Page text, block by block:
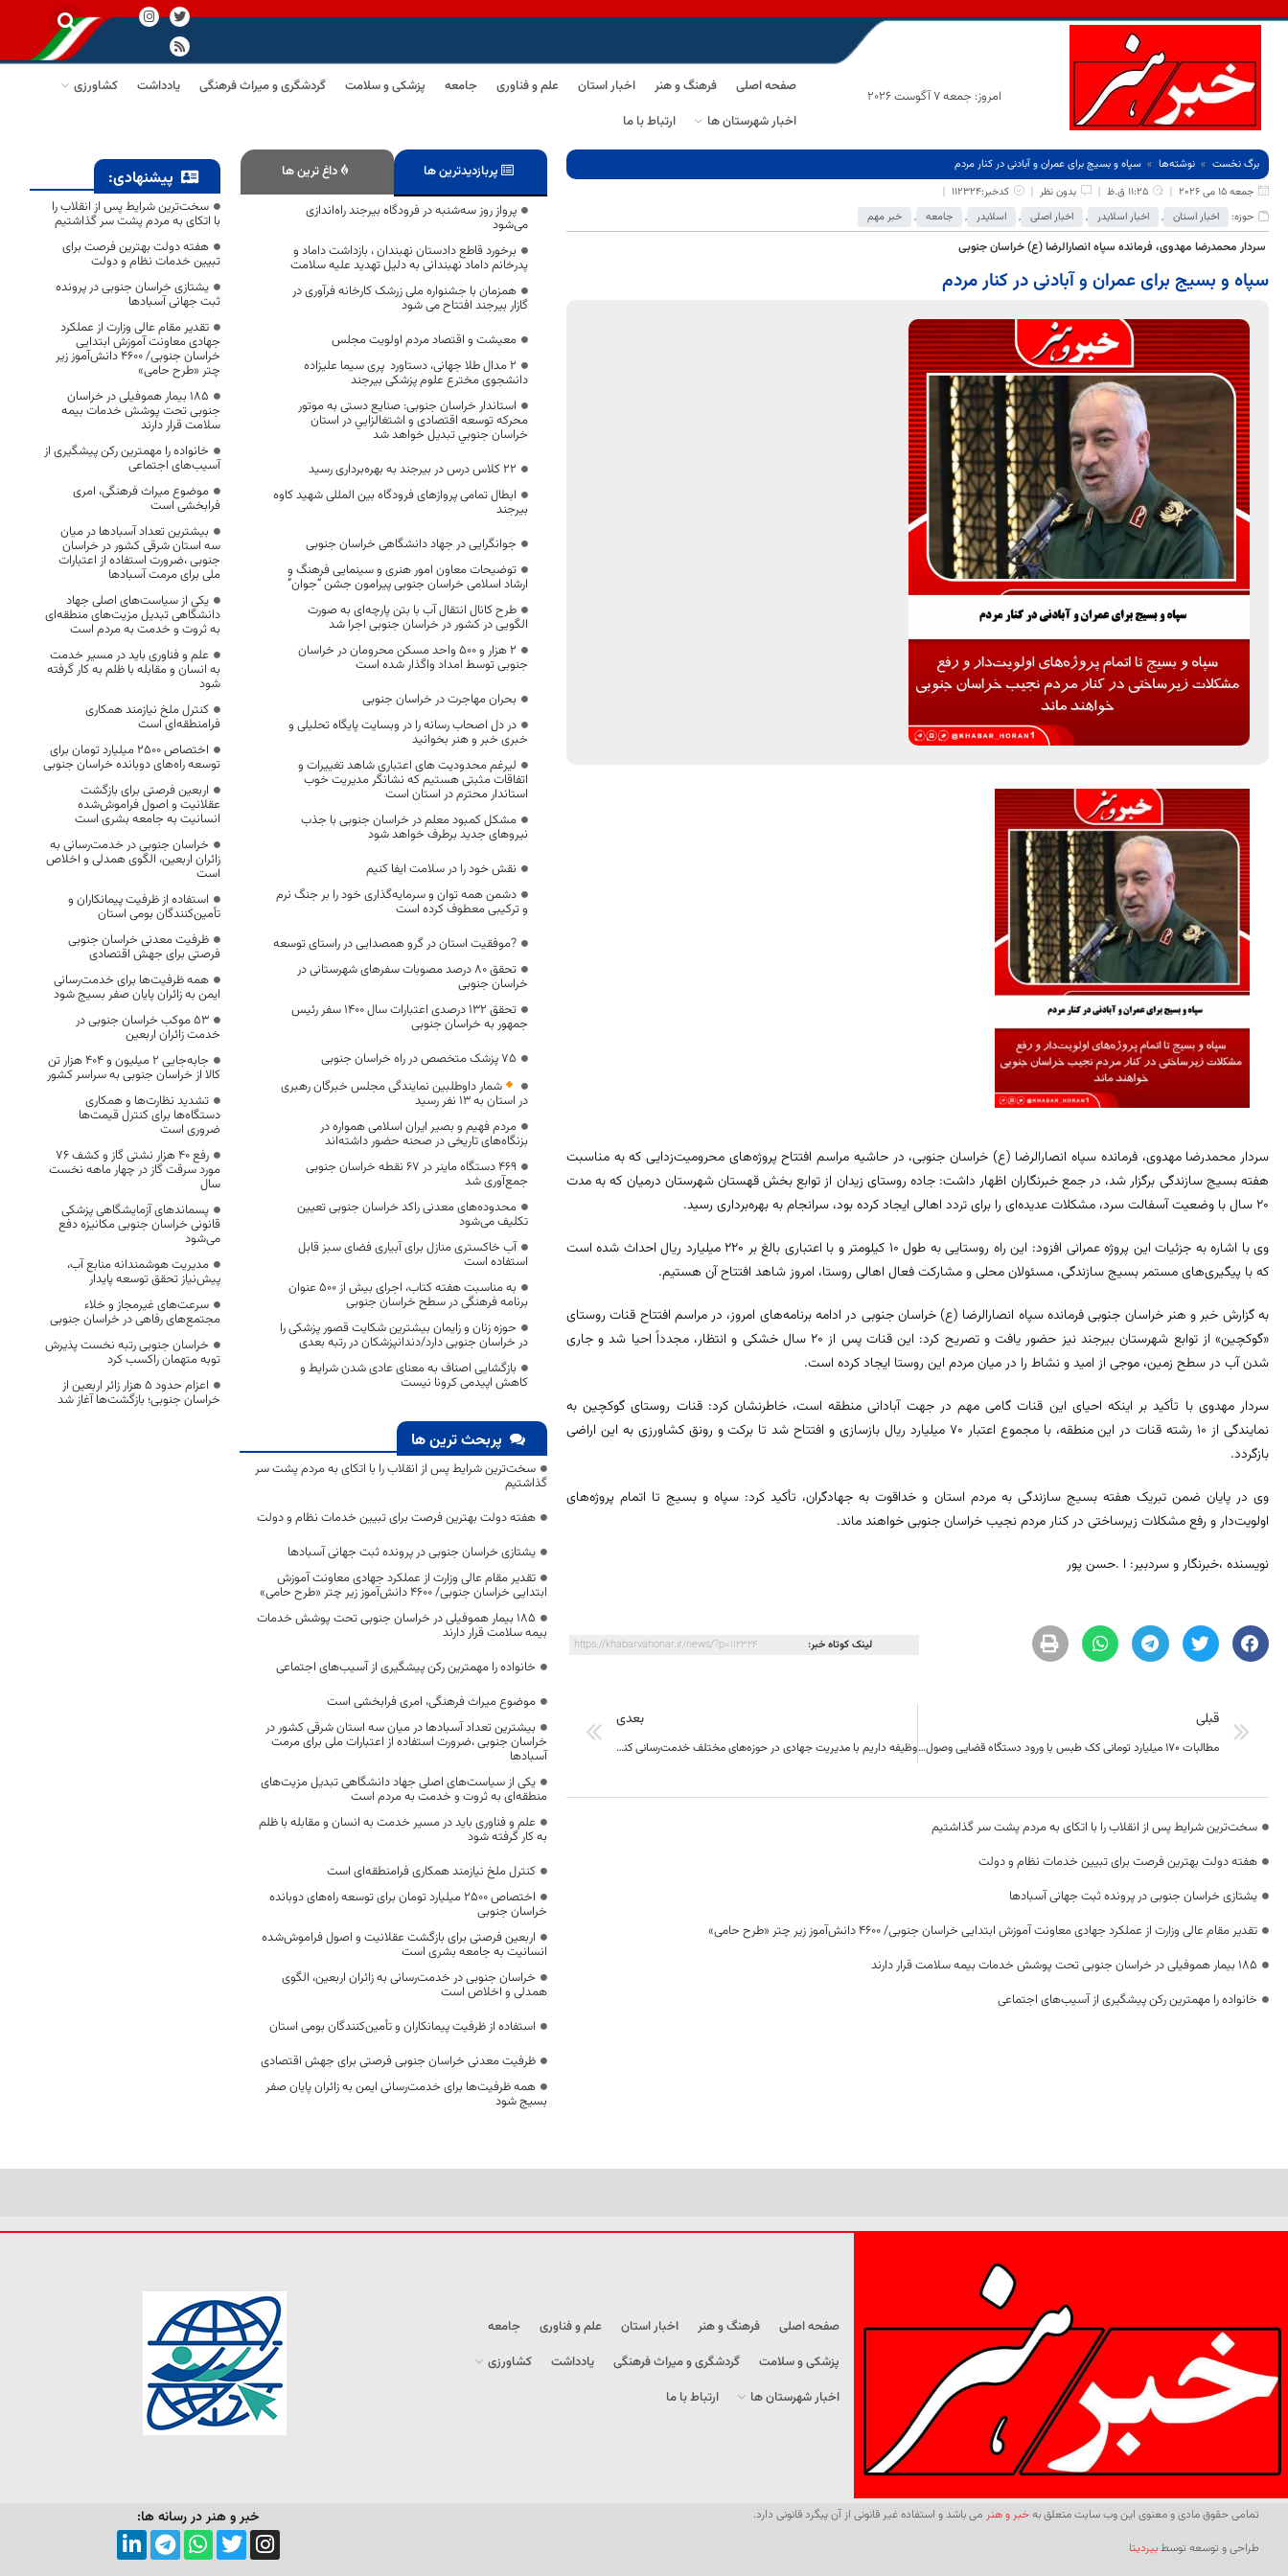
امروز: جمعه 7 آگوست 2026
صفحه اصلی فرهنگ و هنر اخبار استان علم و فناوری جامعه پزشکی و سلامت گردشگری و میراث فرهنگی یادداشت
کشاورزی
اخبار شهرستان ها
ارتباط با ما
برگ نخست نوشته‌ها
سپاه و بسیج برای عمران و آبادنی در کنار مردم
جمعه 15 می 2026
11:25 ق.ظ بدون نظر
کدخبر:112324
حوزه:
اخبار استان , اخبار اسلایدر , اخبار اصلی , اسلایدر , جامعه , خبر مهم
سردار محمدرضا مهدوی، فرمانده سپاه انصارالرضا (ع) خراسان جنوبی
سپاه و بسیج برای عمران و آبادنی در کنار مردم
سردار محمدرضا مهدوی، فرمانده سپاه انصارالرضا (ع) خراسان جنوبی، در حاشیه مراسم افتتاح پروژه‌های محرومیت‌زدایی که به مناسبت
هفته بسیج سازندگی برگزار شد، در جمع خبرنگاران اظهار داشت: جاده روستای زیدان از توابع بخش قهستان شهرستان درمیان که به مدت
20 سال با وضعیت آسفالت سرد، مشکلات عدیده‌ای را برای تردد اهالی ایجاد کرده بود، سرانجام به بهره‌برداری رسید.
وی با اشاره به جزئیات این پروژه عمرانی افزود: این راه روستایی به طول 10 کیلومتر و با اعتباری بالغ بر 220 میلیارد ریال احداث شده است
که با پیگیری‌های مستمر بسیج سازندگی، مسئولان محلی و مشارکت فعال اهالی روستا، امروز شاهد افتتاح آن هستیم.
به گزارش خبر و هنر خراسان جنوبی فرمانده سپاه انصارالرضا (ع) خراسان جنوبی در ادامه برنامه‌های امروز، در مراسم افتتاح قنات روستای
«گوکچین» از توابع شهرستان بیرجند نیز حضور یافت و تصریح کرد: این قنات پس از 20 سال خشکی و انتظار، مجدداً احیا شد و جاری
شدن آب در سطح زمین، موجی از امید و نشاط را در میان مردم این روستا ایجاد کرده است.
سردار مهدوی با تأکید بر اینکه احیای این قنات گامی مهم در جهت آبادانی منطقه است، خاطرنشان کرد: قنات روستای گوکچین به
نمایندگی از 10 رشته قنات در این منطقه، با مجموع اعتبار 70 میلیارد ریال بازسازی و افتتاح شد تا برکت و رونق کشاورزی به این اراضی
بازگردد.
وی در پایان ضمن تبریک هفته بسیج سازندگی به مردم استان و خداقوت به جهادگران، تأکید کرد: سپاه و بسیج تا اتمام پروژه‌های
اولویت‌دار و رفع مشکلات زیرساختی در کنار مردم نجیب خراسان جنوبی خواهند ماند.
نویسنده ،خبرنگار و سردبیر: ا .حسن پور
لینک کوتاه خبر: https://khabarvahonar.ir/news/?p=112324
قبلی
مطالبات 170 میلیارد تومانی کک طبس با ورود دستگاه قضایی وصول شد
بعدی
وظیفه داریم با مدیریت جهادی در حوزه‌های مختلف خدمت‌رسانی کنیم
سخت‌ترین شرایط پس از انقلاب را با اتکای به مردم پشت سر گذاشتیم
هفته دولت بهترین فرصت برای تبیین خدمات نظام و دولت
یشتازی خراسان جنوبی در پرونده ثبت جهانی آسبادها
تقدیر مقام عالی وزارت از عملکرد جهادی معاونت آموزش ابتدایی خراسان جنوبی/ ۴۶۰۰ دانش‌آموز زیر چتر «طرح حامی»
۱۸۵ بیمار هموفیلی در خراسان جنوبی تحت پوشش خدمات بیمه سلامت قرار دارند
خانواده را مهمترین رکن پیشگیری از آسیب‌های اجتماعی
پربازدیدترین ها داغ ترین ها
پرواز روز سه‌شنبه در فرودگاه بیرجند راه‌اندازی
می‌شود
برخورد قاطع دادستان نهبندان ، بازداشت داماد و
پدرخانم داماد نهبندانی به دلیل تهدید علیه سلامت
همزمان با جشنواره ملی زرشک کارخانه فرآوری در
گازار بیرجند افتتاح می شود
معیشت و اقتصاد مردم اولویت مجلس
۲ مدال طلا جهانی، دستاورد پری سیما علیزاده
دانشجوی مخترع علوم پزشکی بیرجند
استاندار خراسان جنوبی: صنایع دستی به موتور
محرکه توسعه اقتصادی و اشتغالزايي در استان
خراسان جنوبي تبديل خواهد شد
۲۲ کلاس درس در بیرجند به بهره‌برداری رسید
ابطال تمامی پروازهای فرودگاه بین المللی شهید کاوه
بیرجند
جوانگرایی در جهاد دانشگاهی خراسان جنوبی
توضیحات معاون امور هنری و سینمایی فرهنگ و
ارشاد اسلامی خراسان جنوبی پیرامون جشن “جوان”
طرح کانال انتقال آب با بتن پارچه‌ای به صورت
الگویی در کشور در خراسان جنوبی اجرا شد
۲ هزار و ۵۰۰ واحد مسکن محرومان در خراسان
جنوبی توسط امداد واگذار شده است
بحران مهاجرت در خراسان جنوبی
در دل اصحاب رسانه را در وبسایت پایگاه تحلیلی و
خبری خبر و هنر بخوانید
لیرغم محدودیت های اعتباری‌ شاهد تغییرات و
اتفاقات مثبتی هستیم که نشانگر مدیریت خوب
استاندار محترم در استان است
مشکل کمبود معلم در خراسان جنوبی با جذب
نیروهای جدید برطرف خواهد شود
نقش خود را در سلامت ایفا کنیم
دشمن همه توان و سرمایه‌گذاری خود را بر جنگ نرم
و ترکیبی معطوف کرده است
?موفقیت استان در گرو همصدایی در راستای توسعه
تحقق ۸۰ درصد مصوبات سفرهای شهرستانی در
خراسان جنوبی
تحقق ۱۳۲ درصدی اعتبارات سال ۱۴۰۰ سفر رئیس
جمهور به خراسان جنوبی
۷۵ پزشک متخصص در راه خراسان جنوبی
شمار داوطلبین نمایندگی مجلس خبرگان رهبری
در استان به 13 نفر رسید
مردم فهیم و بصیر ایران اسلامی همواره در
بزنگاه‌های تاریخی در صحنه حضور داشته‌اند
۴۶۹ دستگاه ماینر در ۶۷ نقطه خراسان جنوبی
جمع‌آوری شد
محدوده‌های معدنی راکد خراسان جنوبی تعیین
تکلیف می‌شود
آب خاکستری منازل برای آبیاری فضای سبز قابل
استفاده است
به مناسبت هفته کتاب، اجرای بیش از ۵۰۰ عنوان
برنامه فرهنگی در سطح خراسان جنوبی
حوزه زنان و زایمان بیشترین شکایت قصور پزشکی را
در خراسان جنوبی دارد/دندانپزشکان در رتبه بعدی
بازگشایی اصناف به معنای عادی شدن شرایط و
کاهش اپیدمی کرونا نیست
پربحث ترین ها
سخت‌ترین شرایط پس از انقلاب را با اتکای به مردم پشت سر
گذاشتیم
هفته دولت بهترین فرصت برای تبیین خدمات نظام و دولت
یشتازی خراسان جنوبی در پرونده ثبت جهانی آسبادها
تقدیر مقام عالی وزارت از عملکرد جهادی معاونت آموزش
ابتدایی خراسان جنوبی/ ۴۶۰۰ دانش‌آموز زیر چتر «طرح حامی»
۱۸۵ بیمار هموفیلی در خراسان جنوبی تحت پوشش خدمات
بیمه سلامت قرار دارند
خانواده را مهمترین رکن پیشگیری از آسیب‌های اجتماعی
موضوع میراث فرهنگی، امری فرابخشی است
بیشترین تعداد آسبادها در میان سه استان شرقی کشور در
خراسان جنوبی ،ضرورت استفاده از اعتبارات ملی برای مرمت
آسبادها
یکی از سیاست‌های اصلی جهاد دانشگاهی تبدیل مزیت‌های
منطقه‌ای به ثروت و خدمت به مردم است
علم و فناوری باید در مسیر خدمت به انسان و مقابله با ظلم
به کار گرفته شود
کنترل ملخ نیازمند همکاری فرامنطقه‌ای است
اختصاص 2500 میلیارد تومان برای توسعه راه‌های دوبانده
خراسان جنوبی
اربعین فرصتی برای بازگشت عقلانیت و اصول فراموش‌شده
انسانیت به جامعه بشری است
خراسان جنوبی در خدمت‌رسانی به زائران اربعین، الگوی
همدلی و اخلاص است
استفاده از ظرفیت پیمانکاران و تأمین‌کنندگان بومی استان
ظرفیت معدنی خراسان جنوبی فرصتی برای جهش اقتصادی
همه ظرفیت‌ها برای خدمت‌رسانی ایمن به زائران پایان صفر
بسیج شود
پیشنهادی:
سخت‌ترین شرایط پس از انقلاب را
با اتکای به مردم پشت سر گذاشتیم
هفته دولت بهترین فرصت برای
تبیین خدمات نظام و دولت
یشتازی خراسان جنوبی در پرونده
ثبت جهانی آسبادها
تقدیر مقام عالی وزارت از عملکرد
جهادی معاونت آموزش ابتدایی
خراسان جنوبی/ ۴۶۰۰ دانش‌آموز زیر
چتر «طرح حامی»
۱۸۵ بیمار هموفیلی در خراسان
جنوبی تحت پوشش خدمات بیمه
سلامت قرار دارند
خانواده را مهمترین رکن پیشگیری از
آسیب‌های اجتماعی
موضوع میراث فرهنگی، امری
فرابخشی است
بیشترین تعداد آسبادها در میان
سه استان شرقی کشور در خراسان
جنوبی ،ضرورت استفاده از اعتبارات
ملی برای مرمت آسبادها
یکی از سیاست‌های اصلی جهاد
دانشگاهی تبدیل مزیت‌های منطقه‌ای
به ثروت و خدمت به مردم است
علم و فناوری باید در مسیر خدمت
به انسان و مقابله با ظلم به کار گرفته
شود
کنترل ملخ نیازمند همکاری
فرامنطقه‌ای است
اختصاص 2500 میلیارد تومان برای
توسعه راه‌های دوبانده خراسان جنوبی
اربعین فرصتی برای بازگشت
عقلانیت و اصول فراموش‌شده
انسانیت به جامعه بشری است
خراسان جنوبی در خدمت‌رسانی به
زائران اربعین، الگوی همدلی و اخلاص
است
استفاده از ظرفیت پیمانکاران و
تأمین‌کنندگان بومی استان
ظرفیت معدنی خراسان جنوبی
فرصتی برای جهش اقتصادی
همه ظرفیت‌ها برای خدمت‌رسانی
ایمن به زائران پایان صفر بسیج شود
53 موکب خراسان جنوبی در
خدمت زائران اربعین
جابه‌جایی 2 میلیون و 404 هزار تن
کالا از خراسان جنوبی به سراسر کشور
تشدید نظارت‌ها و همکاری
دستگاه‌ها برای کنترل قیمت‌ها
ضروری است
رفع 40 هزار نشتی گاز و کشف 76
مورد سرقت گاز در چهار ماهه نخست
سال
پسماندهای آزمایشگاهی پزشکی
قانونی خراسان جنوبی مکانیزه دفع
می‌شود
مدیریت هوشمندانه منابع آب،
پیش‌نیاز تحقق توسعه پایدار
سرعت‌های غیرمجاز و خلاء
مجتمع‌های رفاهی در خراسان جنوبی
خراسان جنوبی رتبه نخست پذیرش
توبه متهمان راکسب کرد
اعزام حدود 5 هزار زائر اربعین از
خراسان جنوبی؛ بازگشت‌ها آغاز شد
صفحه اصلی فرهنگ و هنر اخبار استان علم و فناوری
جامعه
پزشکی و سلامت
گردشگری و میراث فرهنگی یادداشت
کشاورزی
اخبار شهرستان ها
ارتباط با ما
تمامی حقوق مادی و معنوی این وب سایت متعلق بهخبر و هنر می باشد و استفاده غیر قانونی از آن پیگرد قانونی دارد.
طراحی و توسعه توسطبیردیتا
خبر و هنر در رسانه ها: